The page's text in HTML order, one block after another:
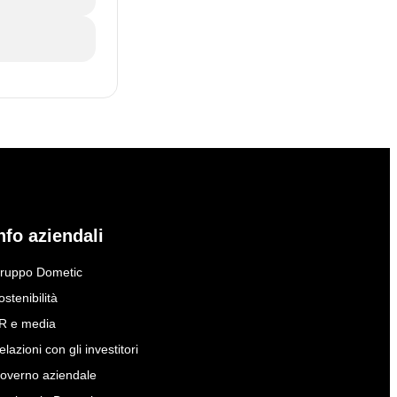
aziendali
Dometic
e media
con gli investitori
aziendale